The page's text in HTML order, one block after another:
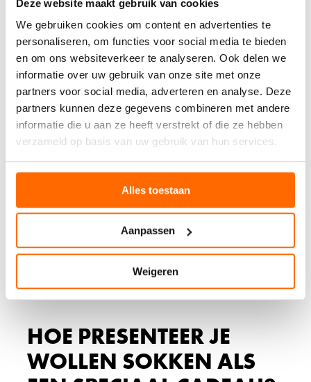
Deze website maakt gebruik van cookies
We gebruiken cookies om content en advertenties te
personaliseren, om functies voor social media te bieden
en om ons websiteverkeer te analyseren. Ook delen we
informatie over uw gebruik van onze site met onze
partners voor social media, adverteren en analyse. Deze
partners kunnen deze gegevens combineren met andere
informatie die u aan ze heeft verstrekt of die ze hebben
verzameld op basis van uw gebruik van hun services.
Alles toestaan
Aanpassen
Weigeren
GESCHIKT ALS CADEAU?
Wollen sokken zijnveelzijdige cadeaus die geschikt zijn
voor vrijwel elke gelegenheid gedurende het jaar.
Verjaardagen zijn een perfecte gelegenheid, vooral in de
herfst en winter maanden. Het is een praktisch cadeau dat
ze echt zal gebruiken en waarderen.
Feestdagen zoals Sinterklaas en Kerstmis zijn natuurlijk
ideale momenten voor wollen sokken. Ze passen perfect
bij het gezellige, warme gevoel van deze tijd.
Ook voor speciale gelegenheden zoals moederdag, of als
bedankje voor iemand die iets leuks voor je heeft gedaan,
zijn wollen sokken geschikt. Ze tonen zorg en aandacht
zonder overdreven te zijn.
Wollen sokken zijn ook perfecte kraamcadeaus voor
nieuwe moeders, die extra comfort en warmte kunnen
gebruiken. En voor vrouwen die veel reizen, zijn speciale
travel sokken een doordacht cadeau.
HOE PRESENTEER JE
WOLLEN SOKKEN ALS